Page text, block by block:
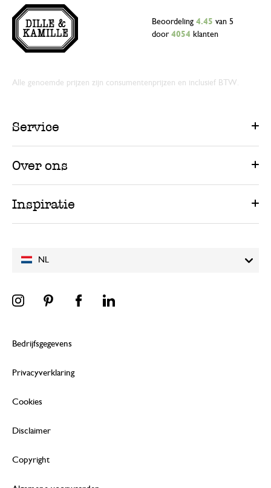
NL
Beoordeling 4.45 van 5
door 4054 klanten
Alle genoemde prijzen zijn consumentenprijzen en inclusief BTW.
Service
Over ons
Inspiratie
Bedrijfsgegevens
Privacyverklaring
Cookies
Disclaimer
Copyright